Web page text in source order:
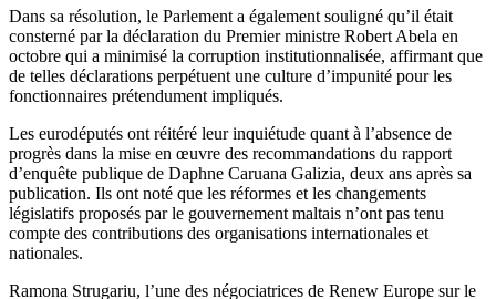
Dans sa résolution, le Parlement a également souligné qu’il était
consterné par la déclaration du Premier ministre Robert Abela en
octobre qui a minimisé la corruption institutionnalisée, affirmant que
de telles déclarations perpétuent une culture d’impunité pour les
fonctionnaires prétendument impliqués.
Les eurodéputés ont réitéré leur inquiétude quant à l’absence de
progrès dans la mise en œuvre des recommandations du rapport
d’enquête publique de Daphne Caruana Galizia, deux ans après sa
publication. Ils ont noté que les réformes et les changements
législatifs proposés par le gouvernement maltais n’ont pas tenu
compte des contributions des organisations internationales et
nationales.
Ramona Strugariu, l’une des négociatrices de Renew Europe sur le